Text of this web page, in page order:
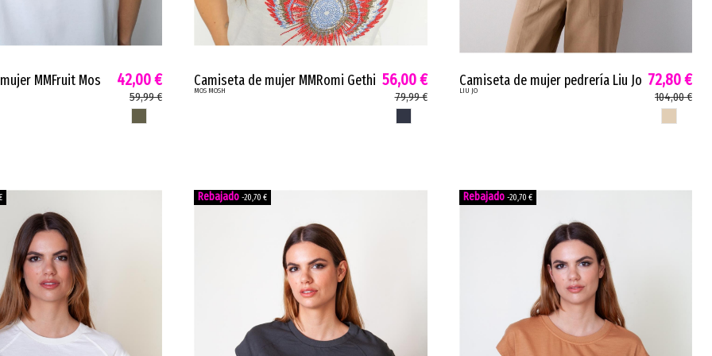
MMFruit Mos
regular blanco
42,00 €
59,99 €
Camiseta de mujer MMRomi Gethi
Mos Mosh glamuroso algodón
MOS MOSH
56,00 €
79,99 €
Camiseta de mujer pedrería Liu Jo
punto bordados joya beige
LIU JO
72,80 €
104,00 €
-20,70 € -20,70 €